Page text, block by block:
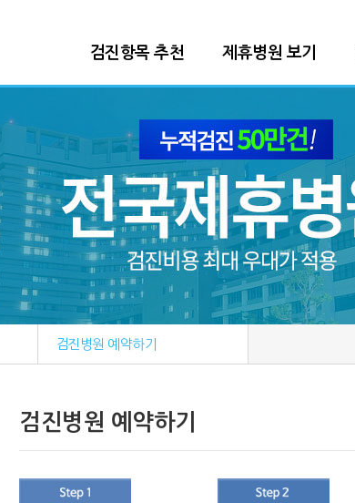
검진항목 추천 제휴병원 보기
검진병원 예약하기
검진병원 예약하기